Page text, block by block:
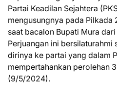
Partai Keadilan Sejahtera
mengusungnya pada Pilkada
saat bacalon Bupati Mura
Perjuangan ini bersilaturahmi
dirinya ke partai yang dalam
mempertahankan perolehan
(9/5/2024).